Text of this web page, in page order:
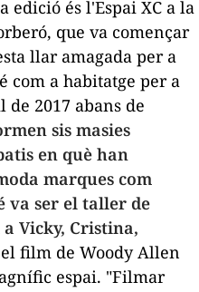
edició és l'Espai XC a la
que va començar
llar amagada per a
com a habitatge per a
2017 abans de
sis masies
en què han
marques com
va ser el taller de
Vicky, Cristina,
film de Woody Allen
espai. "Filmar